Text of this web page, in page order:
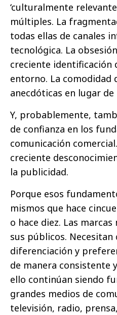
‘culturalmente
múltiples. La
todas ellas de canales
tecnológica. La
creciente identificación
entorno. La comodidad
anecdóticas en lugar
Y, probablemente,
de confianza en los
comunicación
creciente
la publicidad.
Porque esos
mismos que hace
o hace diez. Las
sus públicos.
diferenciación y
de manera consistente
ello continúan siendo
grandes medios de
televisión, radio,